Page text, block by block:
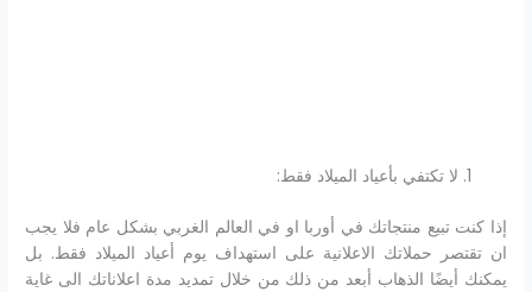
لا تكتفي بأعياد الميلاد فقط:
إذا كنت تبيع منتجاتك في أوربا او في العالم الغربي بشكل عام فلا يجب
ان تقتصر حملاتك الاعلانية على استهداف يوم أعياد الميلاد فقط. بل
يمكنك أيضًا الذهاب أبعد من ذلك من خلال تمديد مدة اعلاناتك الى غاية